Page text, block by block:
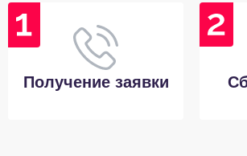
Получение заявки